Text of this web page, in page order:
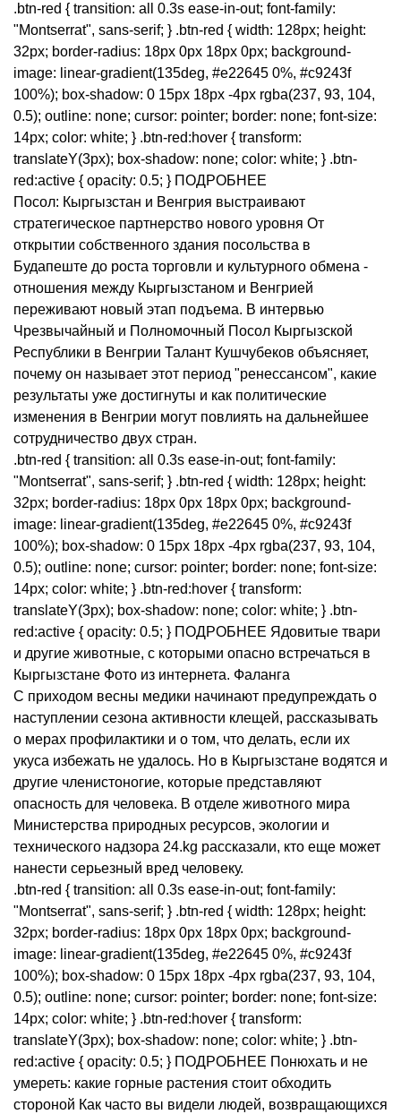
.btn-red { transition: all 0.3s ease-in-out; font-family:
"Montserrat", sans-serif; } .btn-red { width: 128px; height:
32px; border-radius: 18px 0px 18px 0px; background-
image: linear-gradient(135deg, #e22645 0%, #c9243f
100%); box-shadow: 0 15px 18px -4px rgba(237, 93, 104,
0.5); outline: none; cursor: pointer; border: none; font-size:
14px; color: white; } .btn-red:hover { transform:
translateY(3px); box-shadow: none; color: white; } .btn-
red:active { opacity: 0.5; } ПОДРОБНЕЕ
Посол: Кыргызстан и Венгрия выстраивают
стратегическое партнерство нового уровня От
открытии собственного здания посольства в
Будапеште до роста торговли и культурного обмена -
отношения между Кыргызстаном и Венгрией
переживают новый этап подъема. В интервью
Чрезвычайный и Полномочный Посол Кыргызской
Республики в Венгрии Талант Кушчубеков объясняет,
почему он называет этот период "ренессансом", какие
результаты уже достигнуты и как политические
изменения в Венгрии могут повлиять на дальнейшее
сотрудничество двух стран.
.btn-red { transition: all 0.3s ease-in-out; font-family:
"Montserrat", sans-serif; } .btn-red { width: 128px; height:
32px; border-radius: 18px 0px 18px 0px; background-
image: linear-gradient(135deg, #e22645 0%, #c9243f
100%); box-shadow: 0 15px 18px -4px rgba(237, 93, 104,
0.5); outline: none; cursor: pointer; border: none; font-size:
14px; color: white; } .btn-red:hover { transform:
translateY(3px); box-shadow: none; color: white; } .btn-
red:active { opacity: 0.5; } ПОДРОБНЕЕ Ядовитые твари
и другие животные, с которыми опасно встречаться в
Кыргызстане Фото из интернета. Фаланга
С приходом весны медики начинают предупреждать о
наступлении сезона активности клещей, рассказывать
о мерах профилактики и о том, что делать, если их
укуса избежать не удалось. Но в Кыргызстане водятся и
другие членистоногие, которые представляют
опасность для человека. В отделе животного мира
Министерства природных ресурсов, экологии и
технического надзора 24.kg рассказали, кто еще может
нанести серьезный вред человеку.
.btn-red { transition: all 0.3s ease-in-out; font-family:
"Montserrat", sans-serif; } .btn-red { width: 128px; height:
32px; border-radius: 18px 0px 18px 0px; background-
image: linear-gradient(135deg, #e22645 0%, #c9243f
100%); box-shadow: 0 15px 18px -4px rgba(237, 93, 104,
0.5); outline: none; cursor: pointer; border: none; font-size:
14px; color: white; } .btn-red:hover { transform:
translateY(3px); box-shadow: none; color: white; } .btn-
red:active { opacity: 0.5; } ПОДРОБНЕЕ Понюхать и не
умереть: какие горные растения стоит обходить
стороной Как часто вы видели людей, возвращающихся